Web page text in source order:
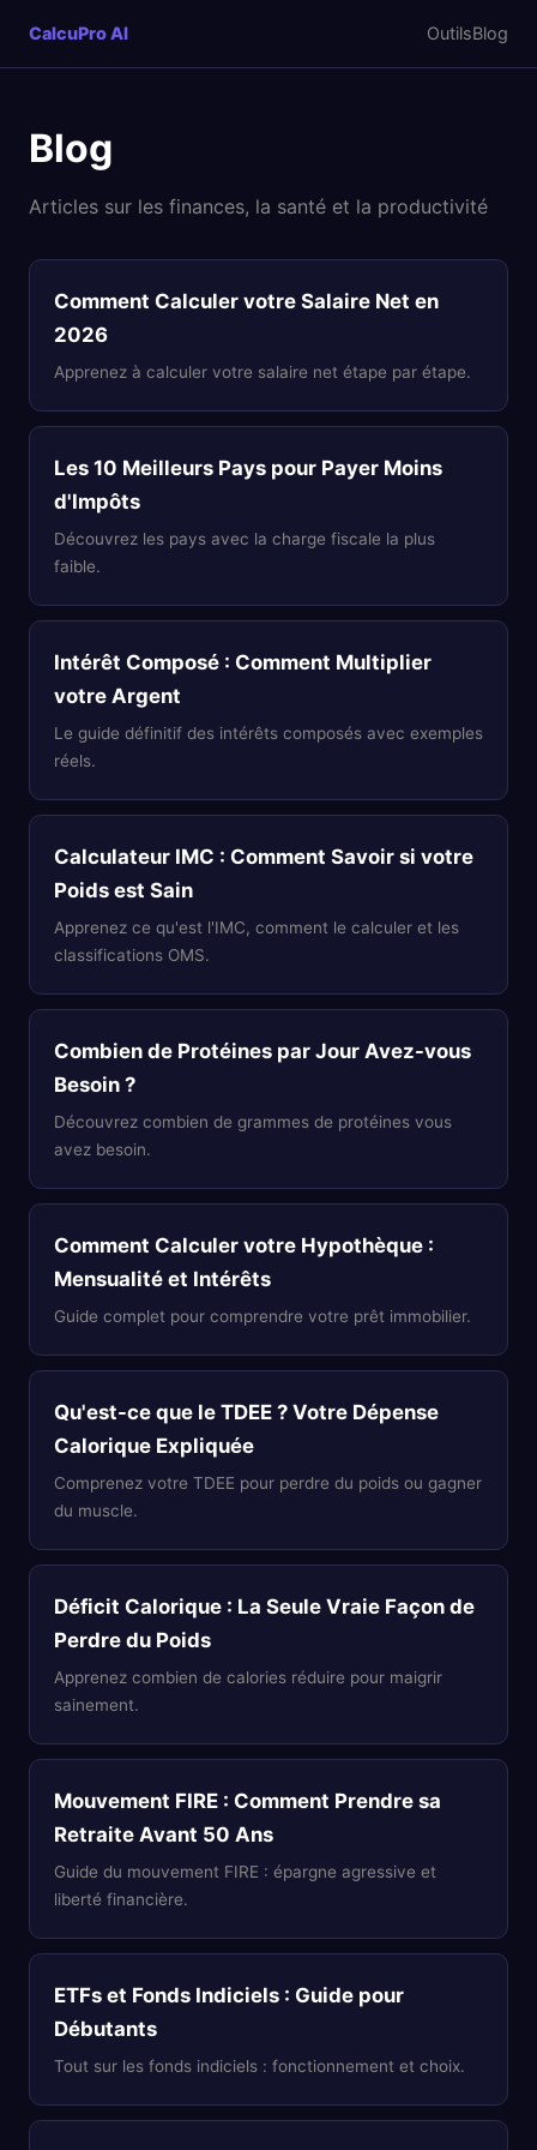
CalcuPro AI OutilsBlog
Blog
Articles sur les finances, la santé et la productivité
Comment Calculer votre Salaire Net en
2026
Apprenez à calculer votre salaire net étape par étape.
Les 10 Meilleurs Pays pour Payer Moins
d'Impôts
Découvrez les pays avec la charge fiscale la plus
faible.
Intérêt Composé : Comment Multiplier
votre Argent
Le guide définitif des intérêts composés avec exemples
réels.
Calculateur IMC : Comment Savoir si votre
Poids est Sain
Apprenez ce qu'est l'IMC, comment le calculer et les
classifications OMS.
Combien de Protéines par Jour Avez-vous
Besoin ?
Découvrez combien de grammes de protéines vous
avez besoin.
Comment Calculer votre Hypothèque :
Mensualité et Intérêts
Guide complet pour comprendre votre prêt immobilier.
Qu'est-ce que le TDEE ? Votre Dépense
Calorique Expliquée
Comprenez votre TDEE pour perdre du poids ou gagner
du muscle.
Déficit Calorique : La Seule Vraie Façon de
Perdre du Poids
Apprenez combien de calories réduire pour maigrir
sainement.
Mouvement FIRE : Comment Prendre sa
Retraite Avant 50 Ans
Guide du mouvement FIRE : épargne agressive et
liberté financière.
ETFs et Fonds Indiciels : Guide pour
Débutants
Tout sur les fonds indiciels : fonctionnement et choix.